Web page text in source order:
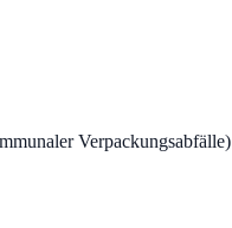
Verpackungsabfälle)